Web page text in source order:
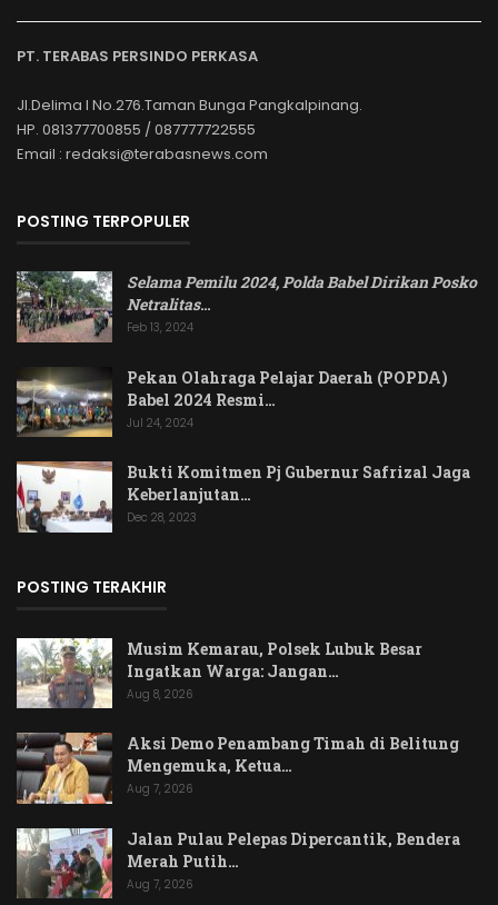
PT. TERABAS PERSINDO PERKASA
Jl.Delima I No.276.Taman Bunga Pangkalpinang.
HP. 081377700855 / 087777722555
Email : redaksi@terabasnews.com
POSTING TERPOPULER
Selama Pemilu 2024, Polda Babel Dirikan Posko
Netralitas…
Feb 13, 2024
Pekan Olahraga Pelajar Daerah (POPDA)
Babel 2024 Resmi…
Jul 24, 2024
Bukti Komitmen Pj Gubernur Safrizal Jaga
Keberlanjutan…
Dec 28, 2023
POSTING TERAKHIR
Musim Kemarau, Polsek Lubuk Besar
Ingatkan Warga: Jangan…
Aug 8, 2026
Aksi Demo Penambang Timah di Belitung
Mengemuka, Ketua…
Aug 7, 2026
Jalan Pulau Pelepas Dipercantik, Bendera
Merah Putih…
Aug 7, 2026